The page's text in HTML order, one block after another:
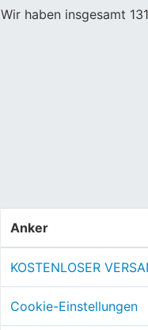
Wir haben insgesamt
Anker
KOSTENLOSER
Cookie-Einstellungen